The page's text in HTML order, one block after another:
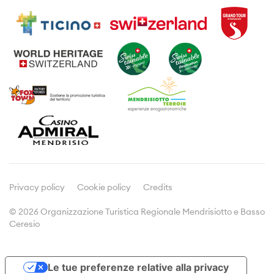
Attività
Visite guidate
Enogastronomia
Viticoltura
Cultura
Informazioni di viaggio
Prospetti e brochures
Meetings & Incentives
Dicono di noi
Doc&Stats
Privacy policy Cookie policy Credits
© 2026 Organizzazione Turistica Regionale Mendrisiotto e Basso
Ceresio
Le tue preferenze relative alla privacy